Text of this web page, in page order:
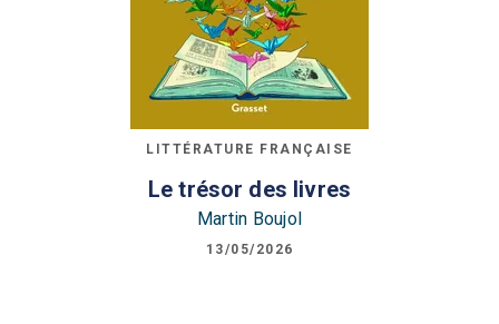
LITTÉRATURE FRANÇAISE
Le trésor des livres
Martin Boujol
13/05/2026